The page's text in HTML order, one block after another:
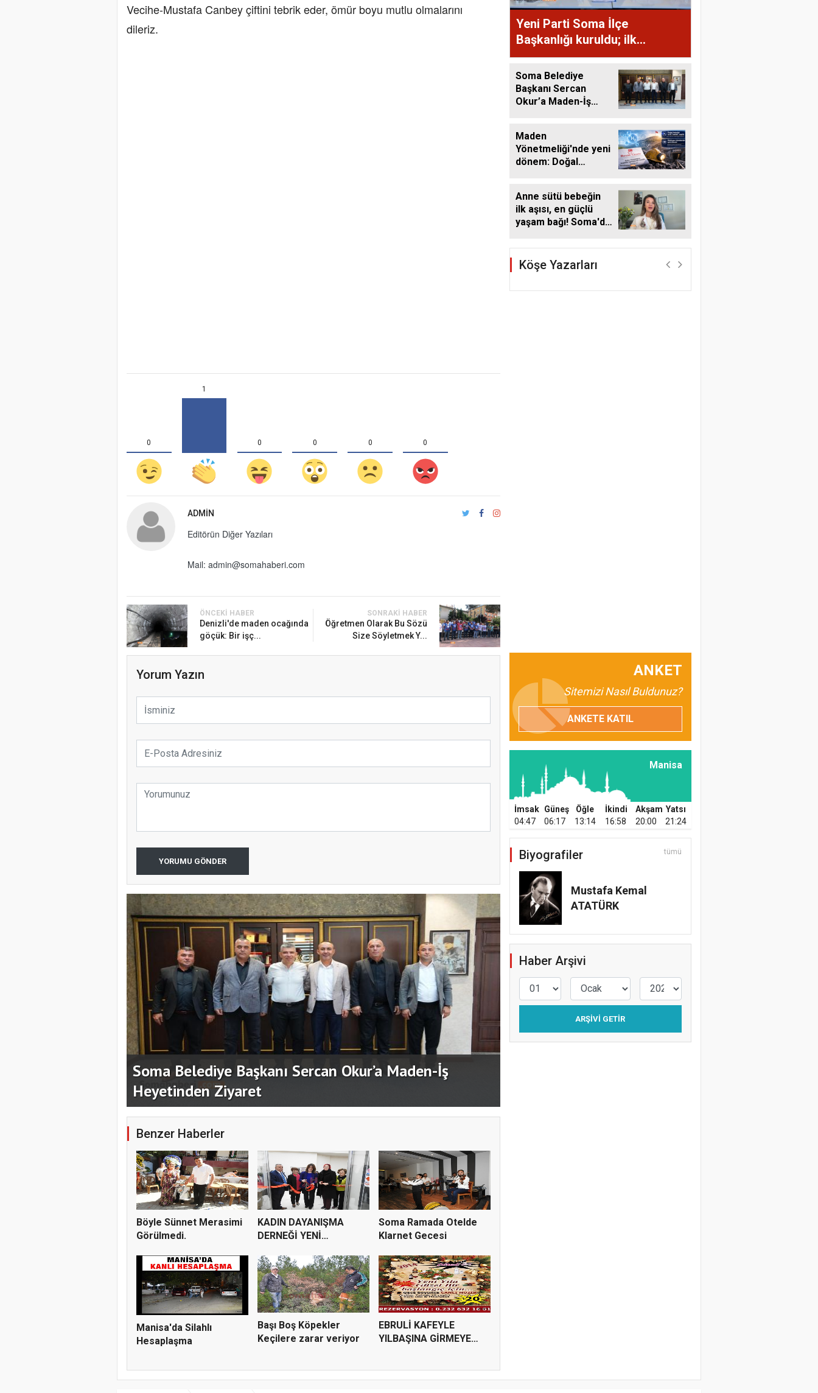
Vecihe-Mustafa Canbey çiftini tebrik eder, ömür boyu mutlu olmalarını
dileriz.
0
1
0 0 0 0
ADMIN
Editörün Diğer Yazıları
Mail: admin@somahaberi.com
ÖNCEKI HABER
Denizli'de maden ocağında
göçük: Bir işç...
SONRAKI HABER
Öğretmen Olarak Bu Sözü
Size Söyletmek Y...
Yorum Yazın
YORUMU GÖNDER
Soma Belediye Başkanı Sercan Okur’a Maden-İş
Heyetinden Ziyaret
Benzer Haberler
Böyle Sünnet Merasimi
Görülmedi.
KADIN DAYANIŞMA
DERNEĞİ YENİ
Soma Ramada Otelde
Klarnet Gecesi
Manisa'da Silahlı
Hesaplaşma
Başı Boş Köpekler
Keçilere zarar veriyor
EBRULİ KAFEYLE
YILBAŞINA GİRMEYE
Yeni Parti Soma İlçe
Başkanlığı kuruldu; ilk
açıklamanın gündemi İlksan
Özalper'in gözaltına alınması
oldu
Soma Belediye
Başkanı Sercan
Okur’a Maden-İş
Maden
Yönetmeliği'nde yeni
dönem: Doğal
rödövans işlemleri
hızlanacak
Anne sütü bebeğin
ilk aşısı, en güçlü
yaşam bağı! Soma'da
Haftası farkındalığı
Köşe Yazarları
ANKET
Sitemizi Nasıl Buldunuz?
ANKETE KATIL
Manisa
İmsak Güneş Öğle İkindi Akşam Yatsı
04:47
06:17 13:14 16:58 20:00 21:24
Biyografiler tümü
Mustafa Kemal
ATATÜRK
Haber Arşivi
ARŞIVI GETIR